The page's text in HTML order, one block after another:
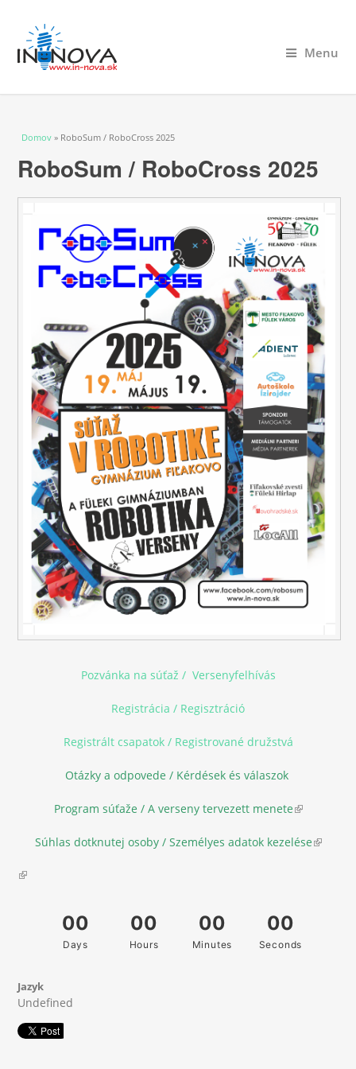
Menu
Nachádzate sa tu
Domov » RoboSum / RoboCross 2025
RoboSum / RoboCross 2025
Pozvánka na súťaž / Versenyfelhívás
Registrácia / Regisztráció
Registrált csapatok / Registrované družstvá
Otázky a odpovede / Kérdések és válaszok
Program súťaže / A verseny tervezett menete
Súhlas dotknutej osoby / Személyes adatok kezelése (link is
(link is external)
Jazyk
Undefined